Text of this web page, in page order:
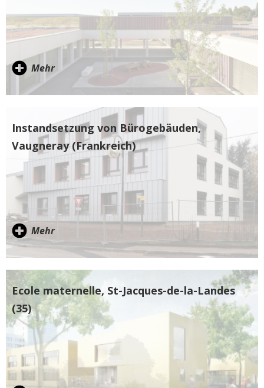
Mehr
Instandsetzung von Bürogebäuden,
Vaugneray (Frankreich)
Mehr
Ecole maternelle, St-Jacques-de-la-Landes
(35)